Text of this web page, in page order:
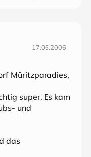
17.06.2006
Müritzparadies,
super. Es kam
und
das